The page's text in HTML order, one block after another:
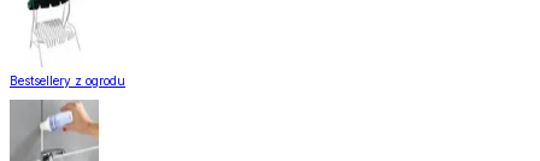
Bestsellery z ogrodu